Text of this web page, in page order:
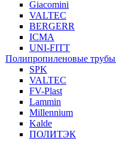
Giacomini
VALTEC
BERGERR
ICMA
UNI-FITT
Полипропиленовые трубы
SPK
VALTEC
FV-Plast
Lammin
Millennium
Kalde
ПОЛИТЭК